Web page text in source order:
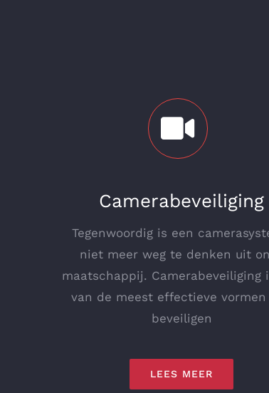
Camerabeveiliging
Tegenwoordig is een
niet meer weg te denken uit
maatschappij. Camerabeveiliging
van de meest effectieve vormen
beveiligen
LEES MEER